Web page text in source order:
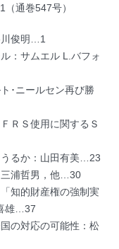
通巻547号）
川俊明…1
：サムエル L.バフォ
･ニールセン再び勝
ＲＳ使用に関するＳ
るか：山田有美…23
三浦哲男，他…30
知的財産権の強制実
雄…37
の対応の可能性：松